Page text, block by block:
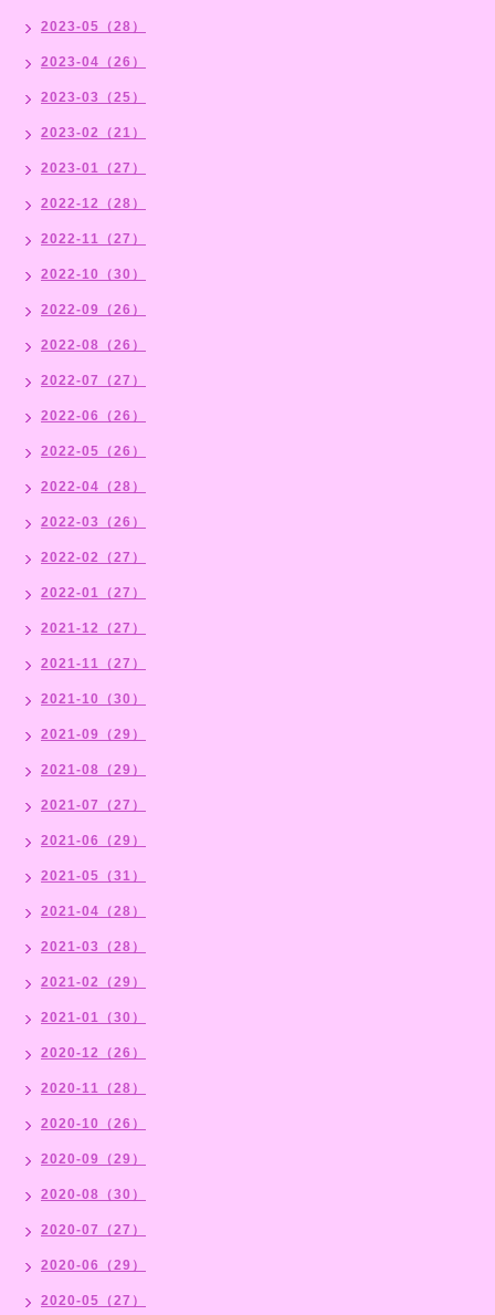
2023-05（28）
2023-04（26）
2023-03（25）
2023-02（21）
2023-01（27）
2022-12（28）
2022-11（27）
2022-10（30）
2022-09（26）
2022-08（26）
2022-07（27）
2022-06（26）
2022-05（26）
2022-04（28）
2022-03（26）
2022-02（27）
2022-01（27）
2021-12（27）
2021-11（27）
2021-10（30）
2021-09（29）
2021-08（29）
2021-07（27）
2021-06（29）
2021-05（31）
2021-04（28）
2021-03（28）
2021-02（29）
2021-01（30）
2020-12（26）
2020-11（28）
2020-10（26）
2020-09（29）
2020-08（30）
2020-07（27）
2020-06（29）
2020-05（27）